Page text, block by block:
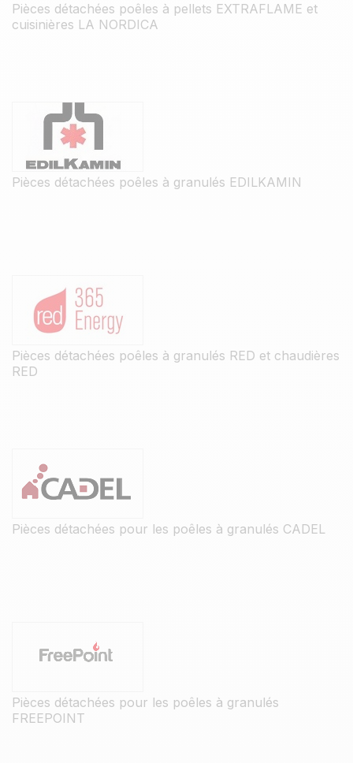
Pièces détachées poêles à pellets EXTRAFLAME et
cuisinières LA NORDICA
Pièces détachées poêles à granulés EDILKAMIN
Pièces détachées poêles à granulés RED et chaudières
RED
Pièces détachées pour les poêles à granulés CADEL
Pièces détachées pour les poêles à granulés
FREEPOINT